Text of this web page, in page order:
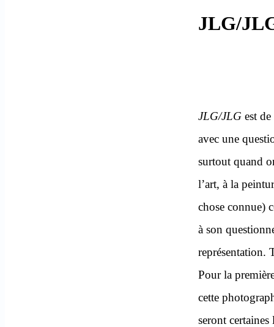
JLG/
JLG/JLG est
avec une
surtout quand
l’art, à la
chose connue)
à son
représentation.
Pour la
cette
seront